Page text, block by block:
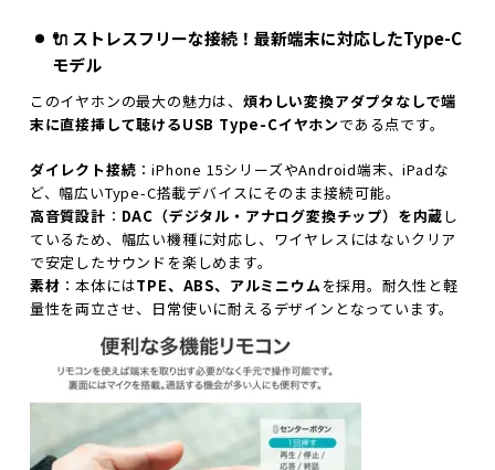
🔌 ストレスフリーな接続！最新端末に対応したType-C
モデル
このイヤホンの最大の魅力は、煩わしい変換アダプタなしで端
末に直接挿して聴けるUSB Type-Cイヤホンである点です。
ダイレクト接続 ：iPhone 15シリーズやAndroid端末、iPadな
ど、幅広いType-C搭載デバイスにそのまま接続可能。
高音質設計 ： DAC（デジタル・アナログ変換チップ）を内蔵 し
ているため、幅広い機種に対応し、ワイヤレスにはないクリア
で安定したサウンドを楽しめます。
素材 ：本体にはTPE、ABS、アルミニウムを採用。耐久性と軽
量性を両立させ、日常使いに耐えるデザインとなっています。